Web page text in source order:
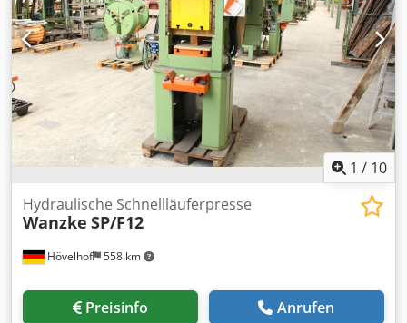
1 / 10
Hövelhof 558 km
Hydraulische Schnellläuferpresse
Wanzke SP/F12
Preisinfo Anrufen